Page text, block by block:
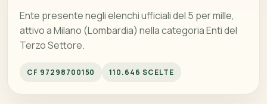
Ente presente negli elenchi ufficiali del 5 per mille,
attivo a Milano (Lombardia) nella categoria Enti del
Terzo Settore.
CF 97298700150 110.646 SCELTE